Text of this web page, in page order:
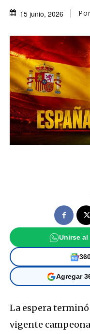
15 junio, 2026 Por
Unirse al
Agregar
La espera
vigente